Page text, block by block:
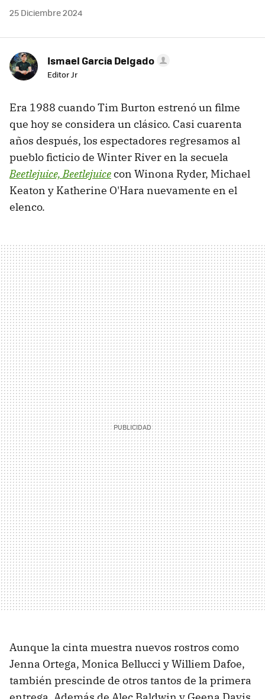
25 Diciembre 2024
Ismael Garcia Delgado
Editor Jr
Era 1988 cuando Tim Burton estrenó un filme
que hoy se considera un clásico. Casi cuarenta
años después, los espectadores regresamos al
pueblo ficticio de Winter River en la secuela
Beetlejuice, Beetlejuicecon Winona Ryder, Michael
Keaton y Katherine O'Hara nuevamente en el
elenco.
Aunque la cinta muestra nuevos rostros como
Jenna Ortega, Monica Bellucci y Williem Dafoe,
también prescinde de otros tantos de la primera